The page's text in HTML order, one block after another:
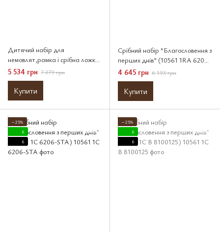
Дитячий набір для
немовлят,рамка і срібна ложка
(D750 3LBI 6206-MEA)
5 534 грн 7 379 грн
Купити
Срібний набір “Благословення з
перших днів” (10561 1RA 6206-
STA)
4 645 грн 6 193 грн
Купити
−25%
6
6
−25%
6
6